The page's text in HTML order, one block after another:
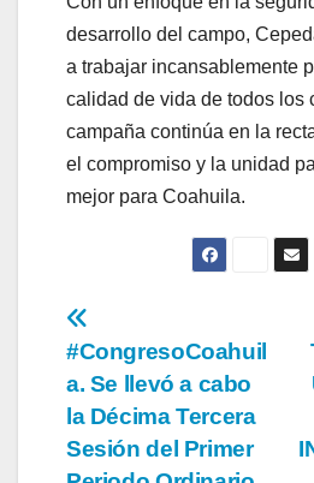
desarrollo del campo,
a trabajar incansablemente
calidad de vida de todos los
campaña continúa en la
el compromiso y la unidad
mejor para Coahuila.
Navegación
de
entradas
#CongresoCoahuil
a. Se llevó a cabo
la Décima Tercera
Sesión del Primer